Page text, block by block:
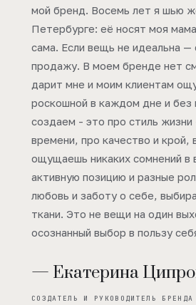
мой бренд. Восемь лет я шью
Петербурге: её носят моя
сама. Если вещь не идеальна —
продажу. В моем бренде нет
дарит мне и моим клиентам
роскошной в каждом дне и без
создаем - это про стиль
времени, про качество и крой,
ощущаешь никаких сомнений в
активную позицию и разные
любовь и заботу о себе,
ткани. Это не вещи на один
осознанный выбор в пользу
— Екатерина
СОЗДАТЕЛЬ И РУКОВОДИТЕЛЬ БРЕНДА